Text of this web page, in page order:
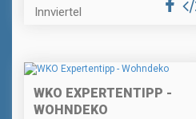
Innviertel
WKO EXPERTENTIPP -
WOHNDEKO